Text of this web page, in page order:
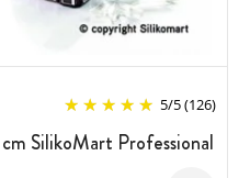
5/5(126)
SilikoMart Professional